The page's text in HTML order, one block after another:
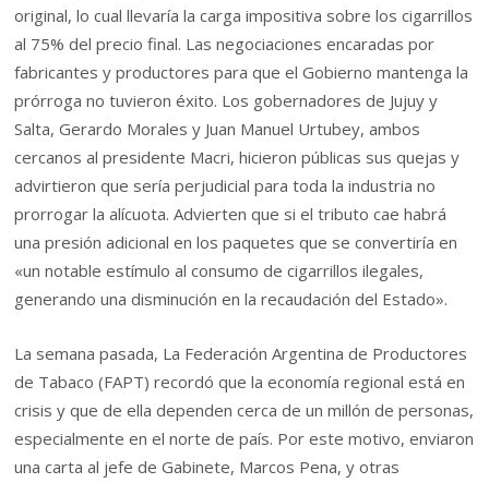
original, lo cual llevaría la carga impositiva sobre los cigarrillos
al 75% del precio final. Las negociaciones encaradas por
fabricantes y productores para que el Gobierno mantenga la
prórroga no tuvieron éxito. Los gobernadores de Jujuy y
Salta, Gerardo Morales y Juan Manuel Urtubey, ambos
cercanos al presidente Macri, hicieron públicas sus quejas y
advirtieron que sería perjudicial para toda la industria no
prorrogar la alícuota. Advierten que si el tributo cae habrá
una presión adicional en los paquetes que se convertiría en
«un notable estímulo al consumo de cigarrillos ilegales,
generando una disminución en la recaudación del Estado».
La semana pasada, La Federación Argentina de Productores
de Tabaco (FAPT) recordó que la economía regional está en
crisis y que de ella dependen cerca de un millón de personas,
especialmente en el norte de país. Por este motivo, enviaron
una carta al jefe de Gabinete, Marcos Pena, y otras